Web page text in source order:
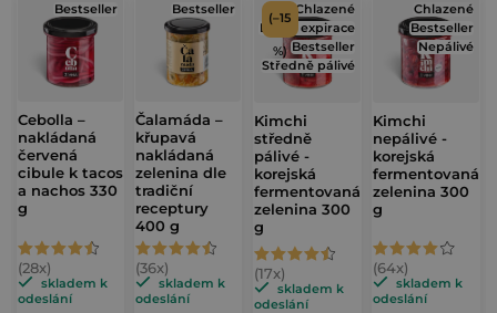
Bestseller
Cebolla –
nakládaná
červená
cibule k tacos
a nachos 330
g
Průměrné
hodnocení
odeslání
Bestseller
Čalamáda –
křupavá
nakládaná
zelenina dle
tradiční
receptury
400 g
Průměrné
hodnocení
skladem k
odeslání
Chlazené
Blízká expirace
Bestseller
Středně pálivé
Kimchi
středně
pálivé -
korejská
fermentovaná
zelenina 300
g
Průměrné
hodnocení
odeslání
(–15
%)
Chlazené
Bestseller
Nepálivé
Kimchi
nepálivé -
korejská
fermentovaná
zelenina 300
g
Průměrné
hodnocení
skladem k
odeslání